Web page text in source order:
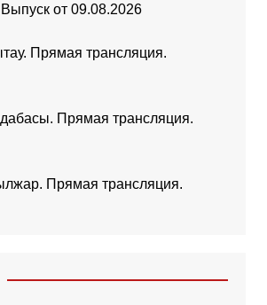
от 09.08.2026
Прямая трансляция.
Прямая трансляция.
Прямая трансляция.